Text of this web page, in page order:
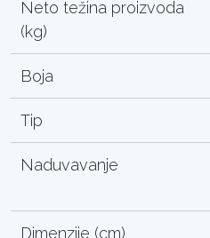
Neto težina proizvoda
(kg)
Boja
Tip
Naduvavanje
Dimenzije (cm)